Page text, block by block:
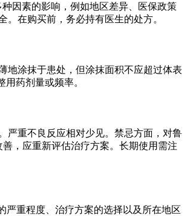
因素的影响，例如地区差异、医保政策
在购买前，务必持有医生的处方。
地涂抹于患处，但涂抹面积不应超过体表
药剂量或频率。
严重不良反应相对少见。禁忌方面，对鲁
，应重新评估治疗方案。长期使用需注
严重程度、治疗方案的选择以及所在地区